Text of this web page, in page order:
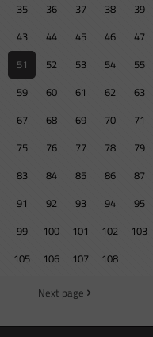
35 36 37 38 39
43 44 45 46 47
51 52 53 54 55
59 60 61 62 63
67 68 69 70 71
75 76 77 78 79
83 84 85 86 87
91 92 93 94 95
99 100 101 102 103
105
106 107 108
Next page